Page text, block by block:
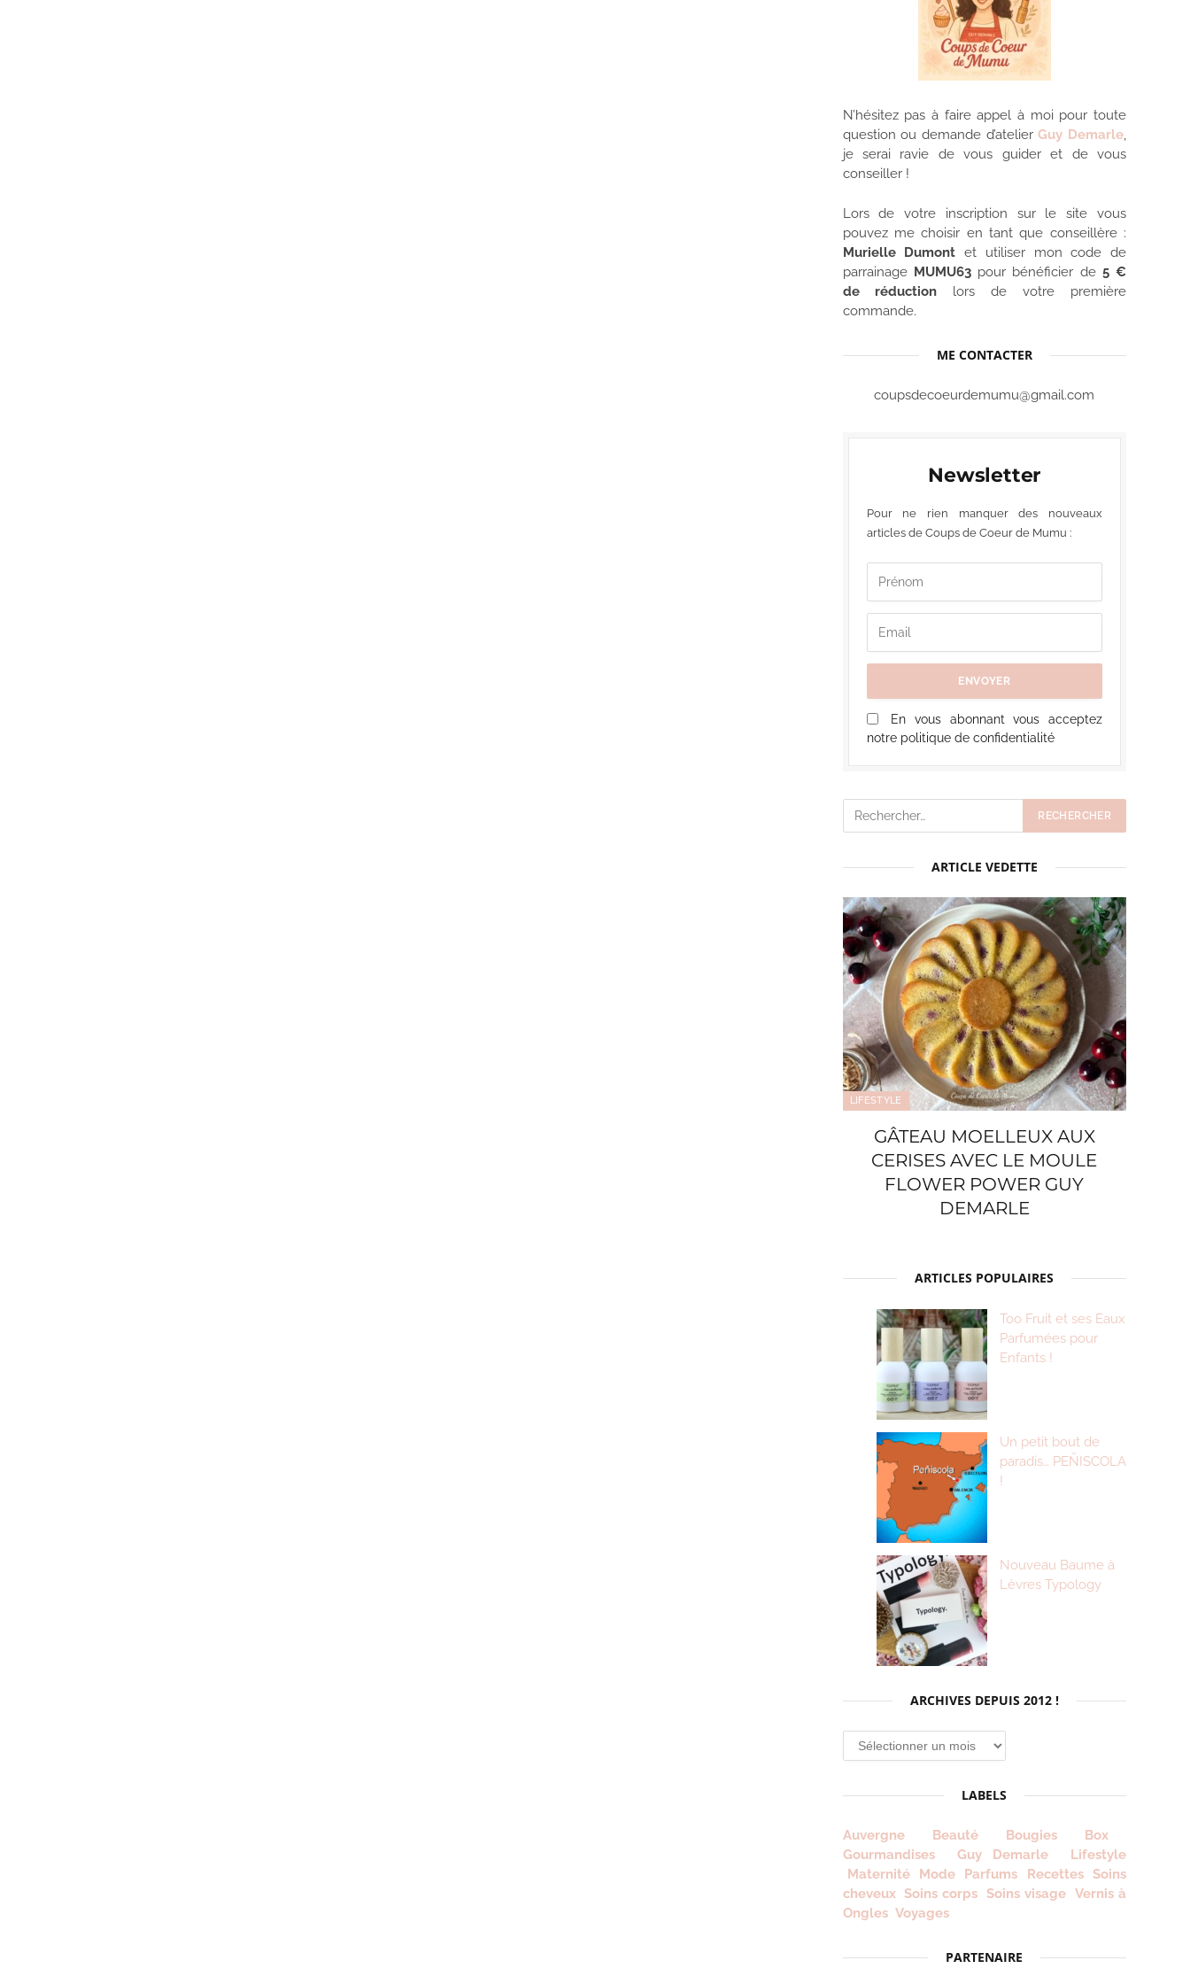
N’hésitez pas à faire appel à moi pour toute
question ou demande d’atelierGuy Demarle,
je serai ravie de vous guider et de vous
conseiller !
Lors de votre inscription sur le site vous
pouvez me choisir en tant que conseillère :
Murielle Dumont et utiliser mon code de
parrainage MUMU63pour bénéficier de 5 €
de réduction lors de votre première
commande.
ME CONTACTER
coupsdecoeurdemumu@gmail.com
Newsletter
Pour ne rien manquer des nouveaux
articles de Coups de Coeur de Mumu :
En vous abonnant vous acceptez
notre politique de confidentialité
ARTICLE VEDETTE
LIFESTYLE
GÂTEAU MOELLEUX AUX
CERISES AVEC LE MOULE
FLOWER POWER GUY
DEMARLE
ARTICLES POPULAIRES
Too Fruit et ses Eaux
Parfumées pour
Enfants !
Un petit bout de
paradis… PEÑISCOLA
!
Nouveau Baume à
Lèvres Typology
ARCHIVES DEPUIS 2012 !
Archives
depuis
!
LABELS
Auvergne Beauté Bougies
Box
Gourmandises
Guy Demarle
Lifestyle
Maternité
Mode Parfums Recettes Soins
cheveux Soins corps Soins visage Vernis à
Ongles Voyages
PARTENAIRE